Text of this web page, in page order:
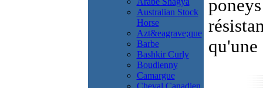
Australian Stock
Horse
Azt&eagrave;que
Barbe
Bashkir Curly
Boudienny
Camargue